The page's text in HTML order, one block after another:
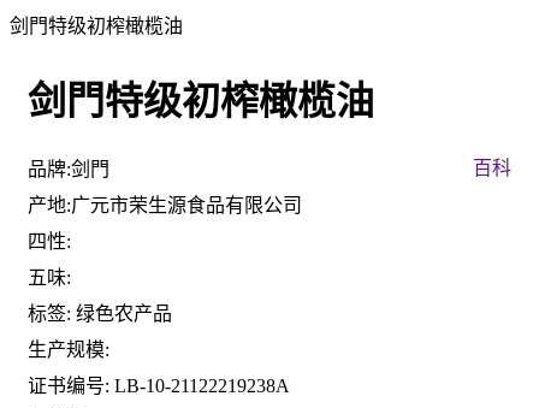
剑門特级初榨橄榄油
剑門特级初榨橄榄油
百科
品牌:剑門
产地:广元市荣生源食品有限公司
四性:
五味:
标签: 绿色农产品
生产规模:
证书编号: LB-10-21122219238A